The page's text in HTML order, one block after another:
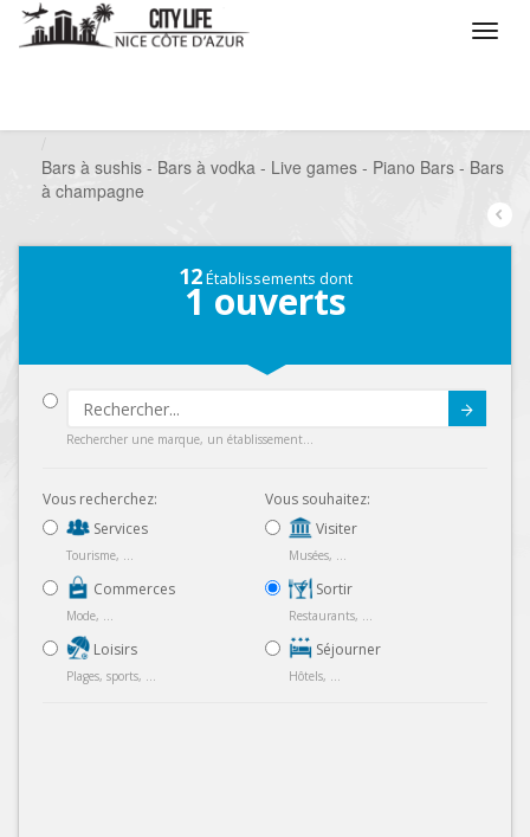
Bars à sushis - Bars à vodka - Live games - Piano Bars - Bars
à champagne
12Établissements dont
1 ouverts
Rechercher une marque, un établissement...
Vous recherchez:
Services
Tourisme, ...
Commerces
Mode, ...
Loisirs
Plages, sports, ...
Vous souhaitez:
Visiter
Musées, ...
Sortir
Restaurants, ...
Séjourner
Hôtels, ...